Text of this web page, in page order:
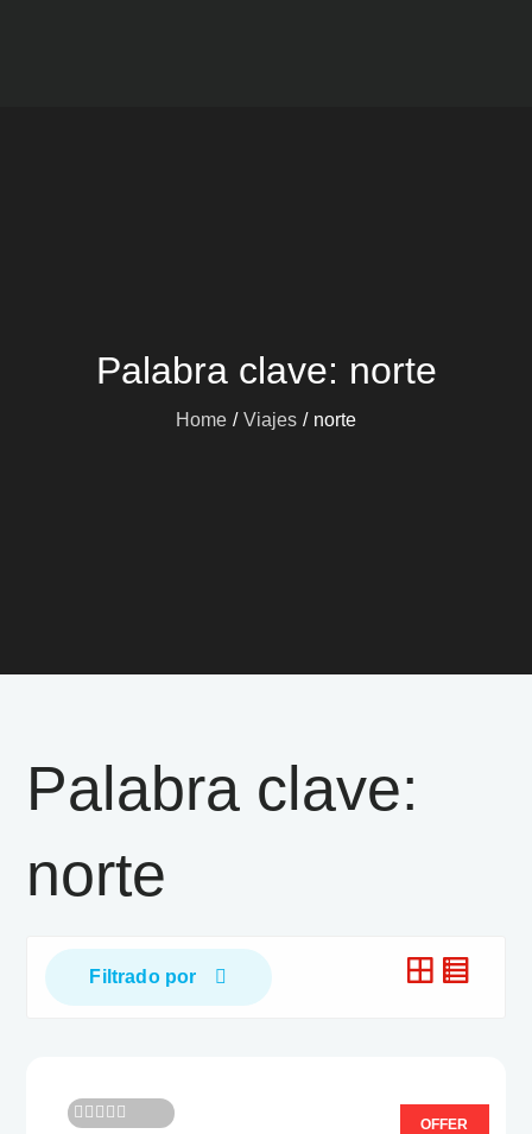
Palabra clave: norte
Home Viajes norte
Palabra clave:
norte
Filtrado por
OFFER